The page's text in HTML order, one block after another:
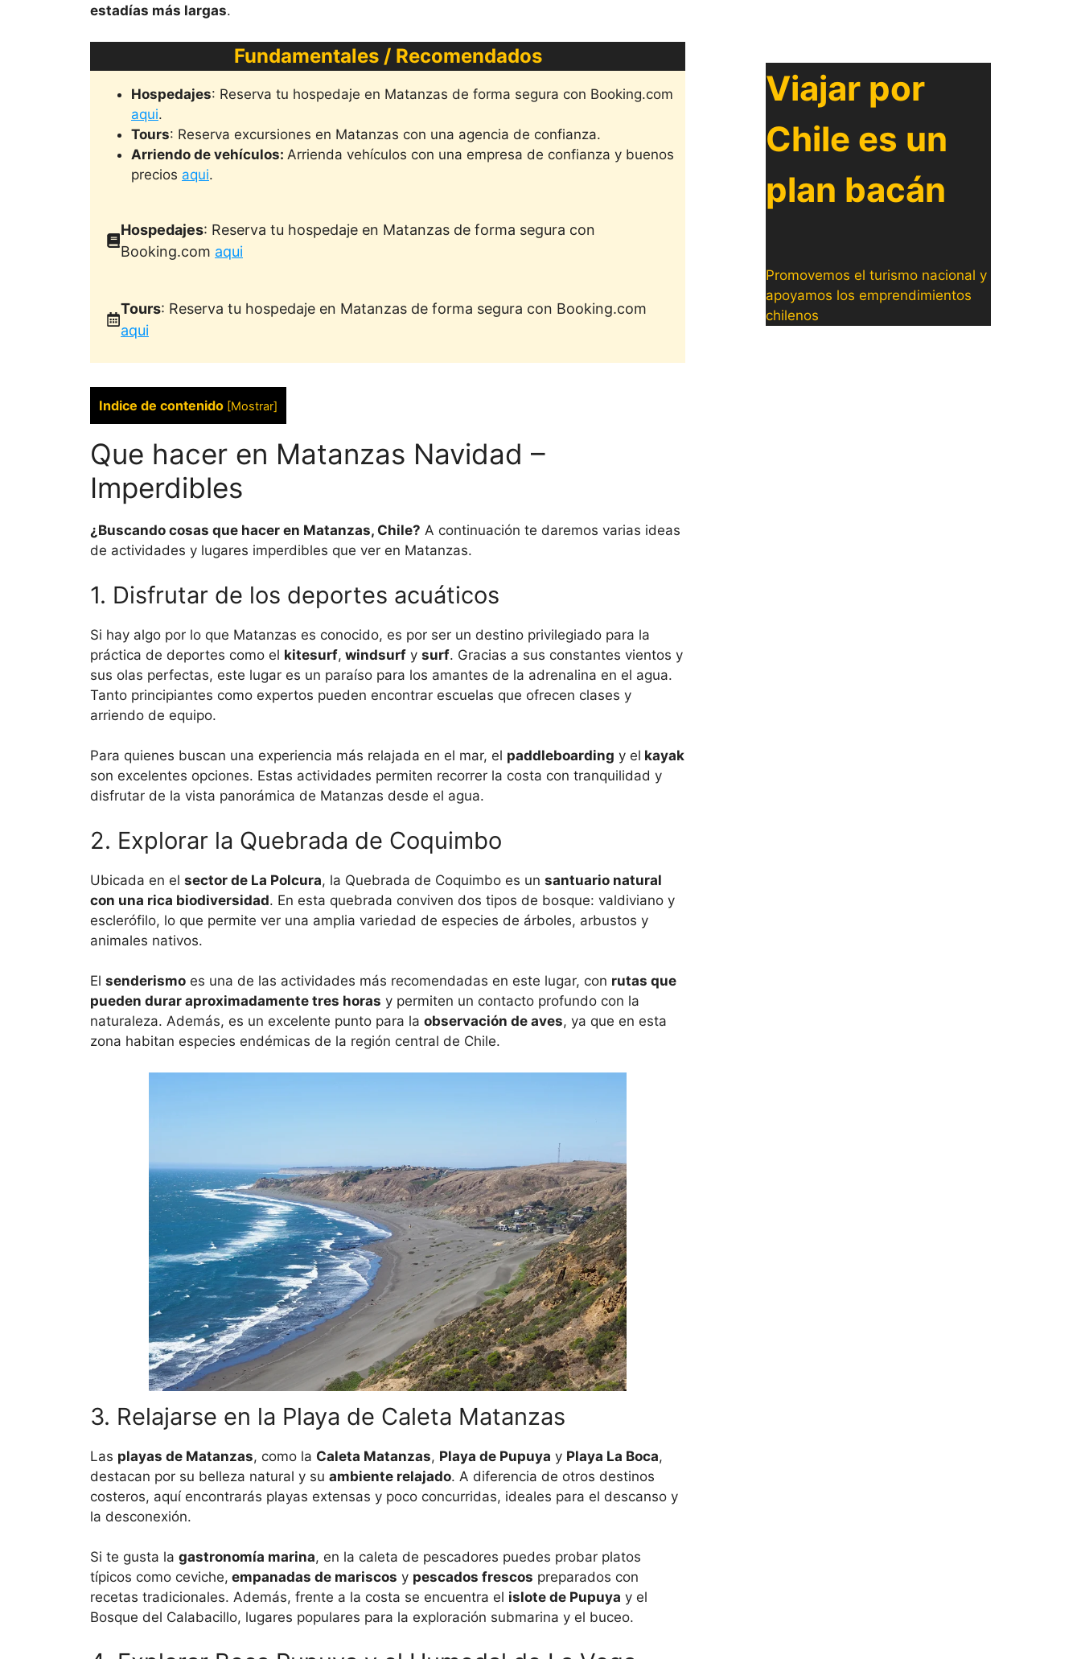
estadías más largas.
Fundamentales / Recomendados
Hospedajes: Reserva tu hospedaje en Matanzas de forma segura con Booking.com
aqui.
Tours: Reserva excursiones en Matanzas con una agencia de confianza.
Arriendo de vehículos: Arrienda vehículos con una empresa de confianza y buenos
precios aqui.
Hospedajes: Reserva tu hospedaje en Matanzas de forma segura con
Booking.com aqui
Tours: Reserva tu hospedaje en Matanzas de forma segura con Booking.com
aqui
Indice de contenido [Mostrar]
Que hacer en Matanzas Navidad –
Imperdibles
¿Buscando cosas que hacer en Matanzas, Chile? A continuación te daremos varias ideas
de actividades y lugares imperdibles que ver en Matanzas.
1. Disfrutar de los deportes acuáticos
Si hay algo por lo que Matanzas es conocido, es por ser un destino privilegiado para la
práctica de deportes como el kitesurf, windsurf y surf. Gracias a sus constantes vientos y
sus olas perfectas, este lugar es un paraíso para los amantes de la adrenalina en el agua.
Tanto principiantes como expertos pueden encontrar escuelas que ofrecen clases y
arriendo de equipo.
Para quienes buscan una experiencia más relajada en el mar, el paddleboarding y el kayak
son excelentes opciones. Estas actividades permiten recorrer la costa con tranquilidad y
disfrutar de la vista panorámica de Matanzas desde el agua.
2. Explorar la Quebrada de Coquimbo
Ubicada en el sector de La Polcura, la Quebrada de Coquimbo es un santuario natural
con una rica biodiversidad. En esta quebrada conviven dos tipos de bosque: valdiviano y
esclerófilo, lo que permite ver una amplia variedad de especies de árboles, arbustos y
animales nativos.
El senderismo es una de las actividades más recomendadas en este lugar, con rutas que
pueden durar aproximadamente tres horas y permiten un contacto profundo con la
naturaleza. Además, es un excelente punto para la observación de aves, ya que en esta
zona habitan especies endémicas de la región central de Chile.
3. Relajarse en la Playa de Caleta Matanzas
Las playas de Matanzas, como la Caleta Matanzas, Playa de Pupuya y Playa La Boca,
destacan por su belleza natural y su ambiente relajado. A diferencia de otros destinos
costeros, aquí encontrarás playas extensas y poco concurridas, ideales para el descanso y
la desconexión.
Si te gusta la gastronomía marina, en la caleta de pescadores puedes probar platos
típicos como ceviche, empanadas de mariscos y pescados frescos preparados con
recetas tradicionales. Además, frente a la costa se encuentra el islote de Pupuya y el
Bosque del Calabacillo, lugares populares para la exploración submarina y el buceo.
Viajar por
Chile es un
plan bacán
Promovemos el turismo nacional y
apoyamos los emprendimientos
chilenos